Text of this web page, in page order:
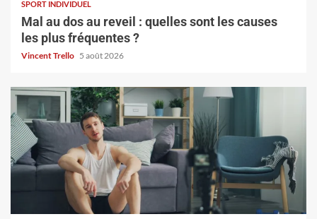
SPORT INDIVIDUEL
Mal au dos au reveil : quelles sont les causes
les plus fréquentes ?
Vincent Trello 5 août 2026